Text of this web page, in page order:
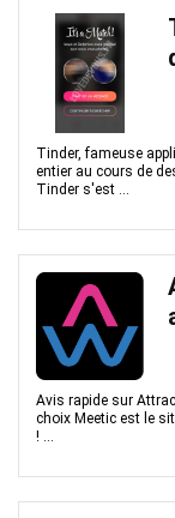
Tinder, fameuse
entier au cours de
Tinder s'est ...
Avis rapide sur
choix Meetic est le
! ...